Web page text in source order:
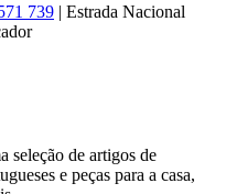
739 | Estrada Nacional
seleção de artigos de
e peças para a casa,